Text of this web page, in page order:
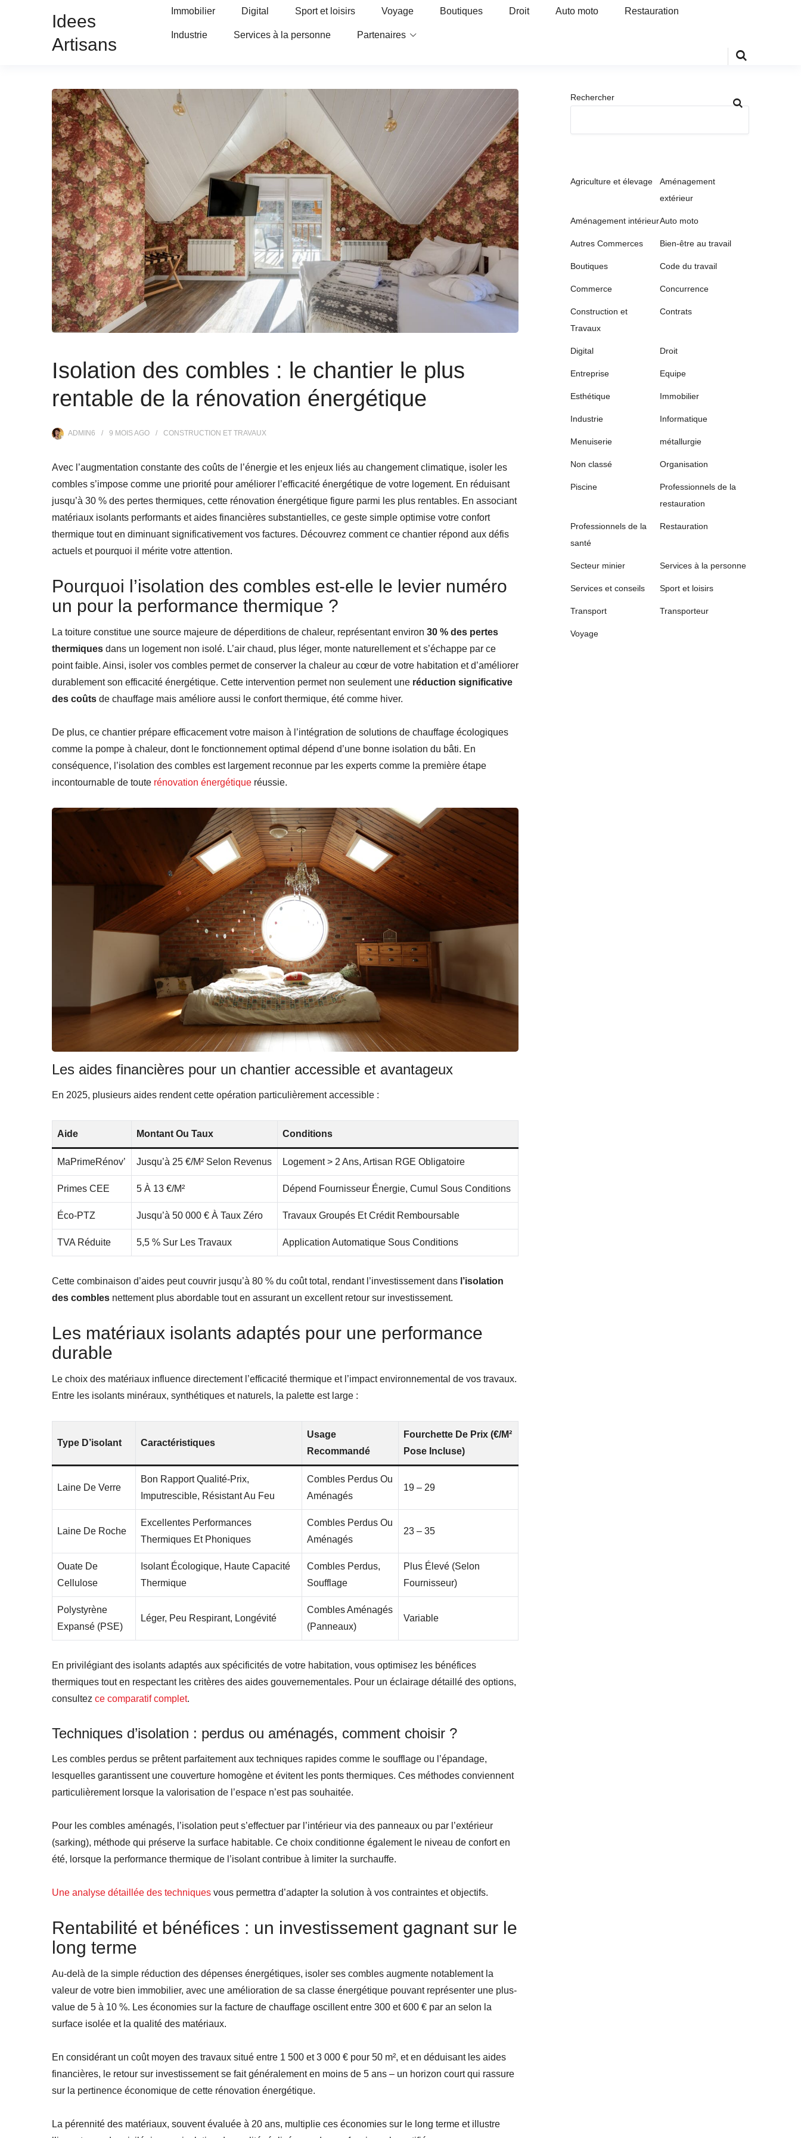
Idees
Artisans
Immobilier Digital Sport et loisirs Voyage Boutiques Droit Auto moto Restauration
Industrie Services à la personne Partenaires
Isolation des combles : le chantier le plus
rentable de la rénovation énergétique
ADMIN6 9 MOISAGO CONSTRUCTION ET TRAVAUX
Avec l’augmentation constante des coûts de l’énergie et les enjeux liés au changement climatique, isoler les
combles s’impose comme une priorité pour améliorer l’efficacité énergétique de votre logement. En réduisant
jusqu’à 30 % des pertes thermiques, cette rénovation énergétique figure parmi les plus rentables. En associant
matériaux isolants performants et aides financières substantielles, ce geste simple optimise votre confort
thermique tout en diminuant significativement vos factures. Découvrez comment ce chantier répond aux défis
actuels et pourquoi il mérite votre attention.
Pourquoi l’isolation des combles est-elle le levier numéro
un pour la performance thermique ?
La toiture constitue une source majeure de déperditions de chaleur, représentant environ 30 % des pertes
thermiques dans un logement non isolé. L’air chaud, plus léger, monte naturellement et s’échappe par ce
point faible. Ainsi, isoler vos combles permet de conserver la chaleur au cœur de votre habitation et d’améliorer
durablement son efficacité énergétique. Cette intervention permet non seulement une réduction significative
des coûts de chauffage mais améliore aussi le confort thermique, été comme hiver.
De plus, ce chantier prépare efficacement votre maison à l’intégration de solutions de chauffage écologiques
comme la pompe à chaleur, dont le fonctionnement optimal dépend d’une bonne isolation du bâti. En
conséquence, l’isolation des combles est largement reconnue par les experts comme la première étape
incontournable de toute rénovation énergétique réussie.
Les aides financières pour un chantier accessible et avantageux
En 2025, plusieurs aides rendent cette opération particulièrement accessible :
Aide Montant Ou Taux Conditions
MaPrimeRénov’ Jusqu’à 25 €/m² Selon Revenus Logement > 2 Ans, Artisan RGE Obligatoire
Primes CEE 5 À 13 €/m² Dépend Fournisseur Énergie, Cumul Sous Conditions
Éco-PTZ Jusqu’à 50 000 € À Taux Zéro Travaux Groupés Et Crédit Remboursable
TVA Réduite 5,5 % Sur Les Travaux Application Automatique Sous Conditions
Cette combinaison d’aides peut couvrir jusqu’à 80 % du coût total, rendant l’investissement dans l’isolation
des combles nettement plus abordable tout en assurant un excellent retour sur investissement.
Les matériaux isolants adaptés pour une performance
durable
Le choix des matériaux influence directement l’efficacité thermique et l’impact environnemental de vos travaux.
Entre les isolants minéraux, synthétiques et naturels, la palette est large :
Type D’isolant Caractéristiques
Usage
Recommandé
Fourchette De Prix (€/m²
Pose Incluse)
Laine De Verre
Bon Rapport Qualité-Prix,
Imputrescible, Résistant Au Feu
Combles Perdus Ou
Aménagés
19 – 29
Laine De Roche
Excellentes Performances
Thermiques Et Phoniques
Combles Perdus Ou
Aménagés
23 – 35
Ouate De
Cellulose
Isolant Écologique, Haute Capacité
Thermique
Combles Perdus,
Soufflage
Plus Élevé (selon
Fournisseur)
Polystyrène
Expansé (PSE)
Léger, Peu Respirant, Longévité
Combles Aménagés
(panneaux)
Variable
En privilégiant des isolants adaptés aux spécificités de votre habitation, vous optimisez les bénéfices
thermiques tout en respectant les critères des aides gouvernementales. Pour un éclairage détaillé des options,
consultez ce comparatif complet.
Techniques d’isolation : perdus ou aménagés, comment choisir ?
Les combles perdus se prêtent parfaitement aux techniques rapides comme le soufflage ou l’épandage,
lesquelles garantissent une couverture homogène et évitent les ponts thermiques. Ces méthodes conviennent
particulièrement lorsque la valorisation de l’espace n’est pas souhaitée.
Pour les combles aménagés, l’isolation peut s’effectuer par l’intérieur via des panneaux ou par l’extérieur
(sarking), méthode qui préserve la surface habitable. Ce choix conditionne également le niveau de confort en
été, lorsque la performance thermique de l’isolant contribue à limiter la surchauffe.
Une analyse détaillée des techniques vous permettra d’adapter la solution à vos contraintes et objectifs.
Rentabilité et bénéfices : un investissement gagnant sur le
long terme
Au-delà de la simple réduction des dépenses énergétiques, isoler ses combles augmente notablement la
valeur de votre bien immobilier, avec une amélioration de sa classe énergétique pouvant représenter une plus-
value de 5 à 10 %. Les économies sur la facture de chauffage oscillent entre 300 et 600 € par an selon la
surface isolée et la qualité des matériaux.
En considérant un coût moyen des travaux situé entre 1 500 et 3 000 € pour 50 m², et en déduisant les aides
financières, le retour sur investissement se fait généralement en moins de 5 ans – un horizon court qui rassure
sur la pertinence économique de cette rénovation énergétique.
La pérennité des matériaux, souvent évaluée à 20 ans, multiplie ces économies sur le long terme et illustre
Rechercher
Agriculture et élevage
Aménagement
extérieur
Aménagement intérieurAuto moto
Autres Commerces Bien-être au travail
Boutiques Code du travail
Commerce Concurrence
Construction et
Travaux
Contrats
Digital Droit
Entreprise Equipe
Esthétique Immobilier
Industrie Informatique
Menuiserie métallurgie
Non classé Organisation
Piscine
Professionnels de la
restauration
Professionnels de la
santé
Restauration
Secteur minier Services à la personne
Services et conseils Sport et loisirs
Transport Transporteur
Voyage